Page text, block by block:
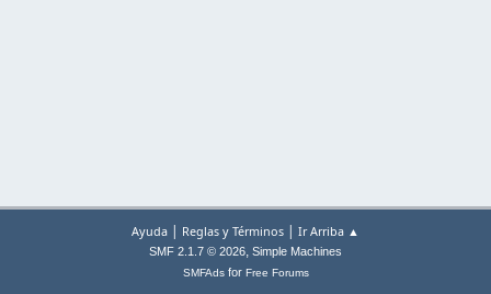
Ayuda | Reglas y Términos | Ir Arriba ▲
SMF 2.1.7 © 2026, Simple Machines
SMFAdsfor Free Forums